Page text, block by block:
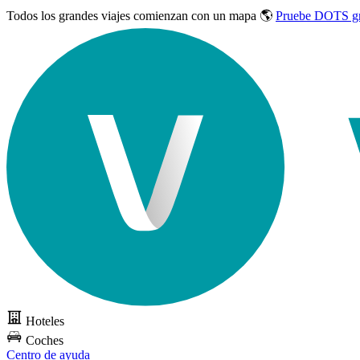
Todos los grandes viajes comienzan con un mapa 🌎 Pruebe DOTS
Hoteles
Coches
Centro de ayuda